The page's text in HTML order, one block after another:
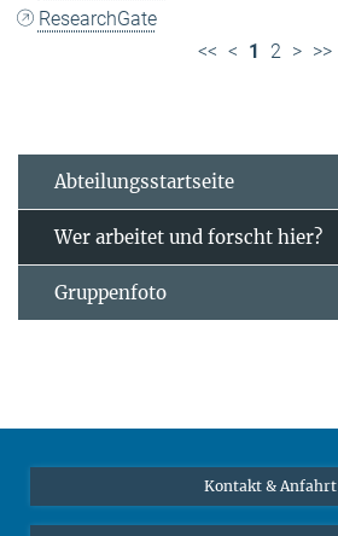
ResearchGate
<< < 1 2 > >>
Abteilungsstartseite
Wer arbeitet und forscht hier?
Gruppenfoto
Kontakt & Anfahrt